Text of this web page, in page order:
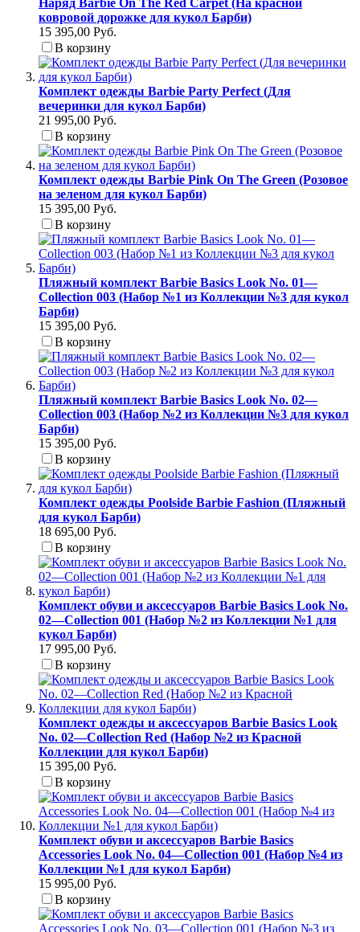
Наряд Barbie On The Red Carpet (На красной
ковровой дорожке для кукол Барби)
15 395,00 Руб.
В корзину
Комплект одежды Barbie Party Perfect (Для
вечеринки для кукол Барби)
21 995,00 Руб.
В корзину
Комплект одежды Barbie Pink On The Green (Розовое
на зеленом для кукол Барби)
15 395,00 Руб.
В корзину
Пляжный комплект Barbie Basics Look No. 01—
Collection 003 (Набор №1 из Коллекции №3 для кукол
Барби)
15 395,00 Руб.
В корзину
Пляжный комплект Barbie Basics Look No. 02—
Collection 003 (Набор №2 из Коллекции №3 для кукол
Барби)
15 395,00 Руб.
В корзину
Комплект одежды Poolside Barbie Fashion (Пляжный
для кукол Барби)
18 695,00 Руб.
В корзину
Комплект обуви и аксессуаров Barbie Basics Look No.
02—Collection 001 (Набор №2 из Коллекции №1 для
кукол Барби)
17 995,00 Руб.
В корзину
Комплект одежды и аксессуаров Barbie Basics Look
No. 02—Collection Red (Набор №2 из Красной
Коллекции для кукол Барби)
15 395,00 Руб.
В корзину
Комплект обуви и аксессуаров Barbie Basics
Accessories Look No. 04—Collection 001 (Набор №4 из
Коллекции №1 для кукол Барби)
15 995,00 Руб.
В корзину